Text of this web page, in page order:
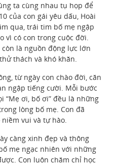
ta cùng nhau tụ họp để
của con gái yêu dấu, Hoài
qua, trái tim bố mẹ ngập
vì có con trong cuộc đời.
là nguồn động lực lớn
thách và khó khăn.
từ ngày con chào đời, căn
ngập tiếng cười. Mỗi bước
“Mẹ ơi, bố ơi” đều là những
lòng bố mẹ. Con đã
vui và tự hào.
càng xinh đẹp và thông
mẹ ngạc nhiên với những
Con luôn chăm chỉ học